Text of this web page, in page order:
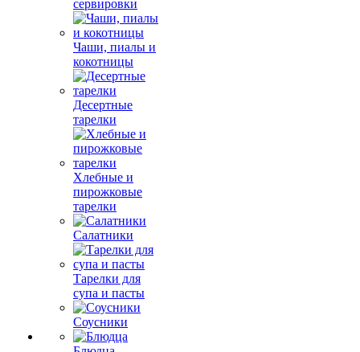
сервировки
Чаши, пиалы и
кокотницы
Десертные
тарелки
Хлебные и
пирожковые
тарелки
Салатники
Тарелки для
супа и пасты
Соусники